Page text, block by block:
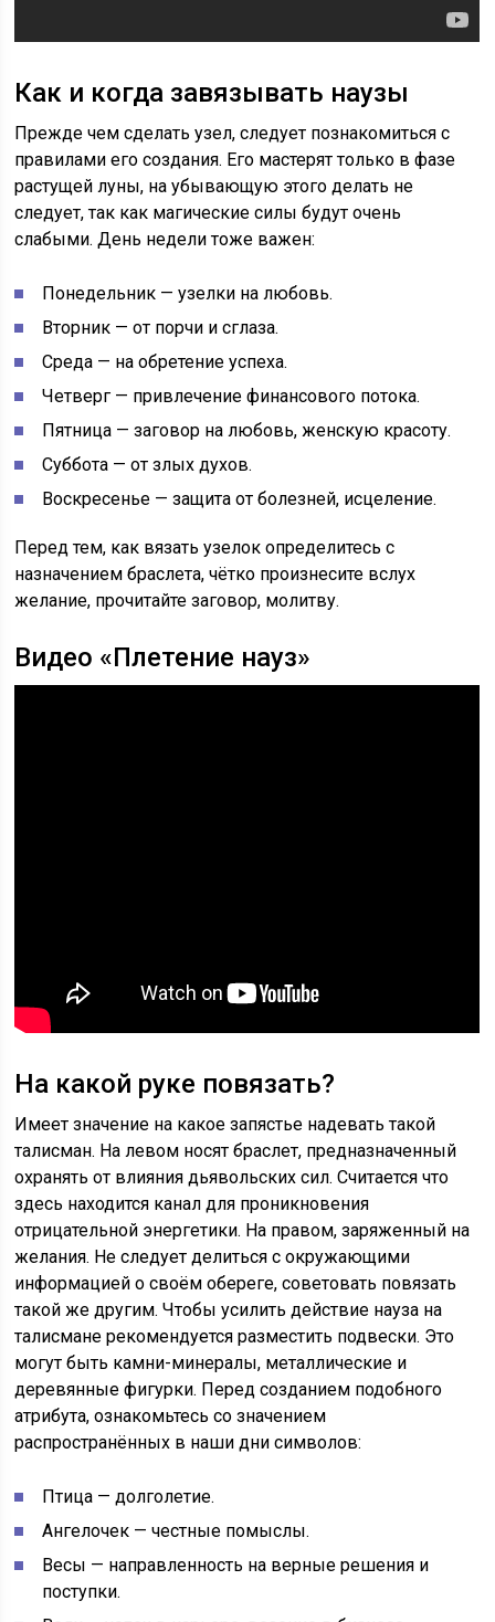
Как и когда завязывать наузы
Прежде чем сделать узел, следует познакомиться с
правилами его создания. Его мастерят только в фазе
растущей луны, на убывающую этого делать не
следует, так как магические силы будут очень
слабыми. День недели тоже важен:
Понедельник — узелки на любовь.
Вторник — от порчи и сглаза.
Среда — на обретение успеха.
Четверг — привлечение финансового потока.
Пятница — заговор на любовь, женскую красоту.
Суббота — от злых духов.
Воскресенье — защита от болезней, исцеление.
Перед тем, как вязать узелок определитесь с
назначением браслета, чётко произнесите вслух
желание, прочитайте заговор, молитву.
Видео «Плетение науз»
На какой руке повязать?
Имеет значение на какое запястье надевать такой
талисман. На левом носят браслет, предназначенный
охранять от влияния дьявольских сил. Считается что
здесь находится канал для проникновения
отрицательной энергетики. На правом, заряженный на
желания. Не следует делиться с окружающими
информацией о своём обереге, советовать повязать
такой же другим. Чтобы усилить действие науза на
талисмане рекомендуется разместить подвески. Это
могут быть камни-минералы, металлические и
деревянные фигурки. Перед созданием подобного
атрибута, ознакомьтесь со значением
распространённых в наши дни символов:
Птица — долголетие.
Ангелочек — честные помыслы.
Весы — направленность на верные решения и
поступки.